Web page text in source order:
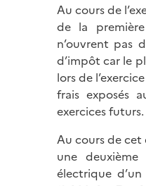
Au cours de
de la
n’ouvrent pas
d’impôt car le
lors de
frais exposés
exercices futurs.
Au cours de cet
une
électrique